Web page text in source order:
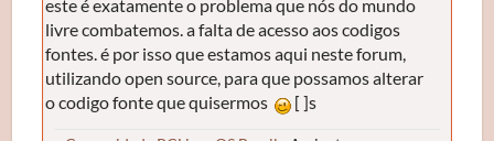
este é exatamente o problema que nós do mundo
livre combatemos. a falta de acesso aos codigos
fontes. é por isso que estamos aqui neste forum,
utilizando open source, para que possamos alterar
o codigo fonte que quisermos
[ ]s